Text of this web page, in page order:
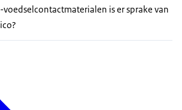
is er sprake van